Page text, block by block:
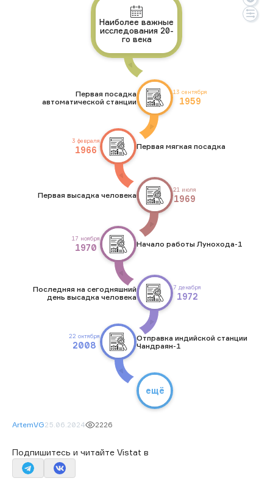
Наиболее важные
исследования 20-
го века
13 сентября
1959
Первая посадка
автоматической станции
3 февраля
1966 Первая мягкая посадка
21 июля
1969
Первая высадка человека
17 ноября
1970 Начало работы Лунохода-1
7 декабря
1972
Последняя на сегодняшний
день высадка человека
22 октября
2008
Отправка индийской станции
Чандраян-1
ещё
ArtemVG25.06.2024 2226
Подпишитесь и читайте Vistat в